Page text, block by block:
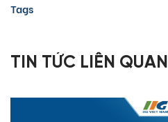
Tags
TIN TỨC LIÊN QUAN